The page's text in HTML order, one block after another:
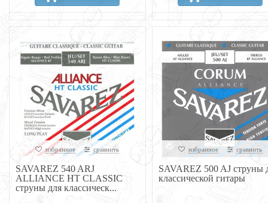
избранное сравнить
SAVAREZ 540 ARJ
ALLIANCE HT CLASSIC
струны для классическ...
избранное сравнить
SAVAREZ 500 AJ струны
классической гитары